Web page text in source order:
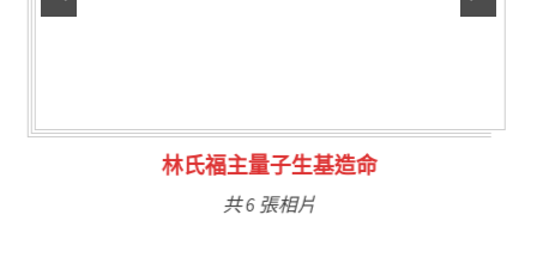
林氏福主量子生基造命
共 6 張相片